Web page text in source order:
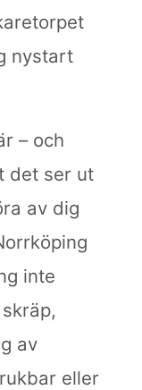
nystart
– och
det ser ut
av dig
inte
av
eller